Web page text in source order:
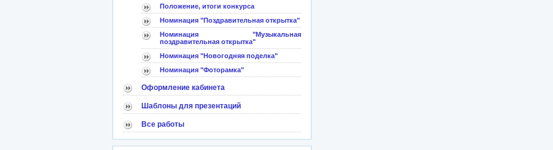
Положение, итоги конкурса
Номинация "Поздравительная открытка"
Номинация "Музыкальная
поздравительная открытка"
Номинация "Новогодняя поделка"
Номинация "Фоторамка"
Оформление кабинета
Шаблоны для презентаций
Все работы